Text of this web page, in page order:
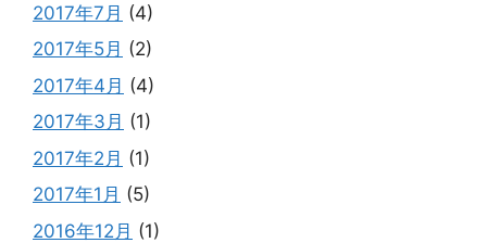
2017年7月 (4)
2017年5月 (2)
2017年4月 (4)
2017年3月 (1)
2017年2月 (1)
2017年1月 (5)
2016年12月 (1)